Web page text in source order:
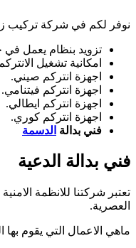
نوفر لكم في شركة تركيب
تزويد بنظام يعمل في
امكانية تشغيل
اجهزة انتركم صيني.
اجهزة انتركم فيتنامي.
اجهزة انتركم ايطالي.
اجهزة انتركم كوري.
فني بدالة الدسمة
فني بدالة الدعية
تعتبر شركتنا للانظمة
العصرية.
ماهي الاعمال التي يقوم بها